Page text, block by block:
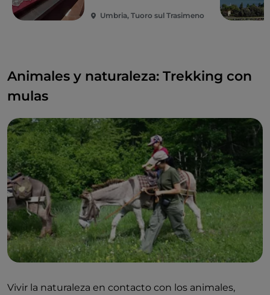
Umbria, Tuoro sul Trasimeno
Animales y naturaleza: Trekking con
mulas
Vivir la naturaleza en contacto con los animales,